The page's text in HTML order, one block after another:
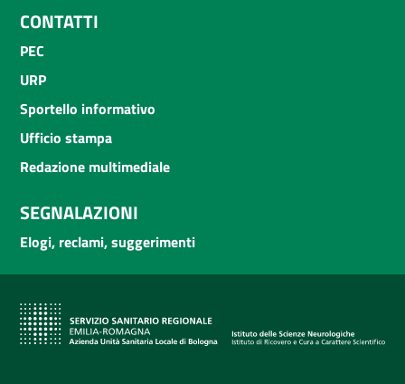
CONTATTI
PEC
URP
Sportello informativo
Ufficio stampa
Redazione multimediale
SEGNALAZIONI
Elogi, reclami, suggerimenti